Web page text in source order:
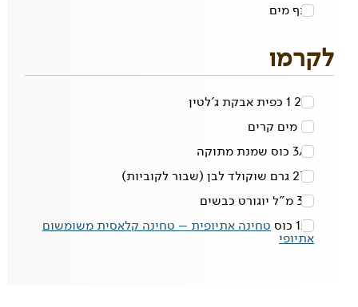
1 כף
מים
לקרמו
2/3 1 כפית
אבקת ג'לטין
כף מים קרים
3/4 כוס
שמנת מתוקה
270 גרם
שוקולד לבן (שבור לקוביות)
315 מ"ל
יוגורט כבשים
1/2 כוס
טחינה אתיופית – טחינה קלאסית משומשום
אתיופי